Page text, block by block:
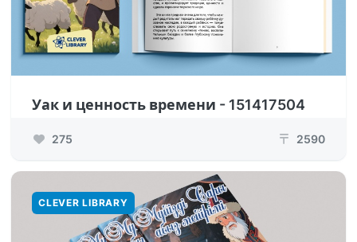
Уак и ценность времени - 151417504
275 ₸ 2590
CLEVER LIBRARY